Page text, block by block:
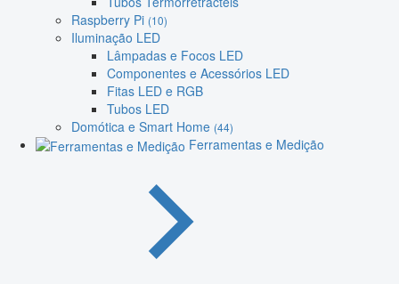
Raspberry Pi (10)
Iluminação LED
Lâmpadas e Focos LED
Componentes e Acessórios LED
Fitas LED e RGB
Tubos LED
Domótica e Smart Home (44)
Ferramentas e Medição